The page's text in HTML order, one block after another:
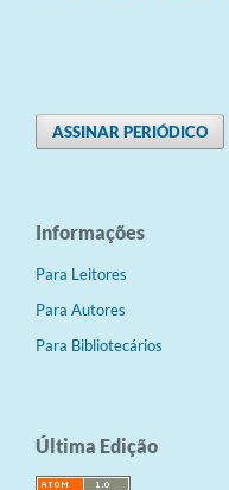
ASSINAR PERIÓDICO
Informações
Para Leitores
Para Autores
Para Bibliotecários
Última Edição